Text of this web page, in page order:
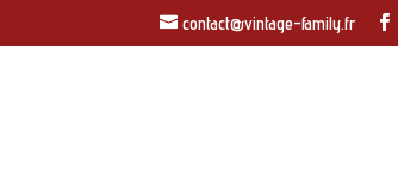
contact@vintage-family.fr